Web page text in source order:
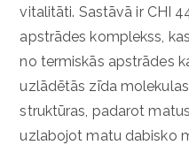
vitalitāti. Sastāvā ir CHI
apstrādes komplekss,
no termiskās apstrādes
uzlādētās zīda
struktūras, padarot
uzlabojot matu dabisko